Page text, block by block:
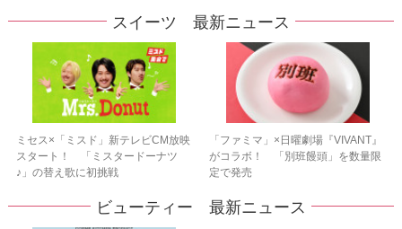
スイーツ 最新ニュース
ミセス×「ミスド」新テレビCM放映
スタート！ 「ミスタードーナツ
♪」の替え歌に初挑戦
「ファミマ」×日曜劇場『VIVANT』
がコラボ！ 「別班饅頭」を数量限
定で発売
ビューティー 最新ニュース